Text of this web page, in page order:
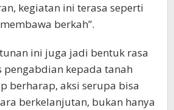
kegiatan ini terasa seperti
berkah”.
ini juga jadi bentuk rasa
pengabdian kepada tanah
berharap, aksi serupa bisa
berkelanjutan, bukan hanya